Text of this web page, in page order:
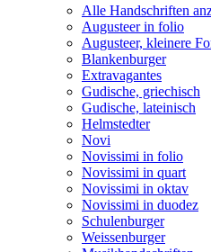
Alle Handschriften
Augusteer in folio
Augusteer, kleinere
Blankenburger
Extravagantes
Gudische, griechisch
Gudische, lateinisch
Helmstedter
Novi
Novissimi in folio
Novissimi in quart
Novissimi in oktav
Novissimi in duodez
Schulenburger
Weissenburger